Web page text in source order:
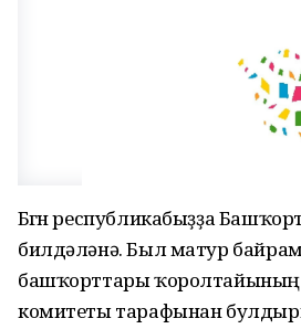
Бөгөн республикабыҙҙа Башҡорт
билдәләнә. Был матур байрам
башҡорттары
комитеты тарафынан